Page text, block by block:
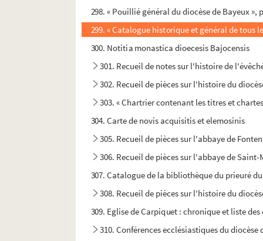
298. « Pouillié général du diocèse de Bayeux »,
299. « Catalogue historique et général de tous
300. Notitia monastica dioecesis Bajocensis
301. Recueil de notes sur l'histoire de
302. Recueil de pièces sur l'histoire du
303. « Chartrier contenant les titres et
304. Carte de novis acquisitis et elemosinis
305. Recueil de pièces sur l'abbaye de
306. Recueil de pièces sur l'abbaye de
307. Catalogue de la bibliothèque du prieuré
308. Recueil de pièces sur l'histoire du
309. Eglise de Carpiquet : chronique et liste des
310. Conférences ecclésiastiques du diocèse